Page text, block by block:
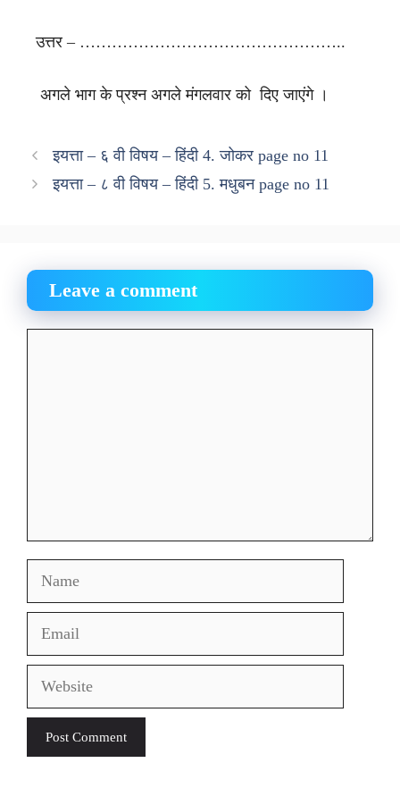
उत्तर – …………………………………………..
अगले भाग के प्रश्न अगले मंगलवार को दिए जाएंगे ।
इयत्ता – ६ वी विषय – हिंदी 4. जोकर page no 11
इयत्ता – ८ वी विषय – हिंदी 5. मधुबन page no 11
Leave a comment
Name
Email
Website